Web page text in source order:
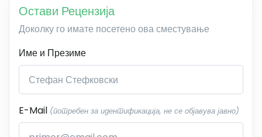
Остави Рецензија
Доколку го имате посетено ова сместување
Име и Презиме
E-Mail (потребен за идентификација, не се објавува јавно)